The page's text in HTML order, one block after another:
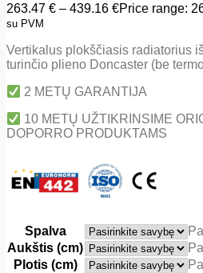
263.47 € – 439.16 €Price range:
su PVM
Vertikalus plokščiasis radiatorius
turinčio plieno Doncaster (be
2 METŲ GARANTIJA
10 METŲ UŽTIKRINSIME
DOPORRO PRODUKTAMS
Spalva
Aukštis (cm)
Plotis (cm)